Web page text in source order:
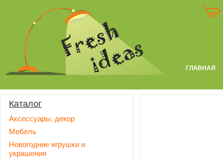
ГЛАВНАЯ
Каталог
Аксессуары, декор
Мебель
Новогодние игрушки и
украшения